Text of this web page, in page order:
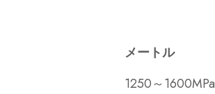
メートル
1250～1600MPa